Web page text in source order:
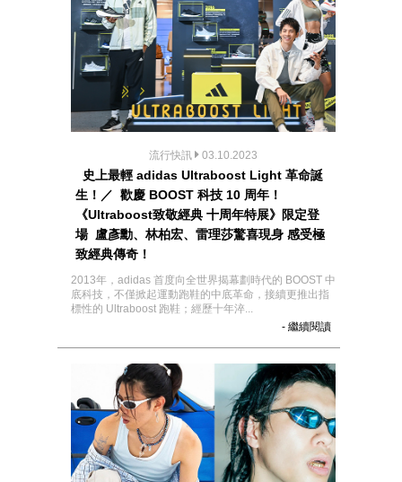
流行快訊 03.10.2023
史上最輕 adidas Ultraboost Light 革命誕
生！／ 歡慶 BOOST 科技 10 周年！
《Ultraboost致敬經典 十周年特展》限定登
場 盧彥勳、林柏宏、雷理莎驚喜現身 感受極
致經典傳奇！
2013年，adidas 首度向全世界揭幕劃時代的 BOOST 中
底科技，不僅掀起運動跑鞋的中底革命，接續更推出指
標性的 Ultraboost 跑鞋；經歷十年淬...
- 繼續閱讀